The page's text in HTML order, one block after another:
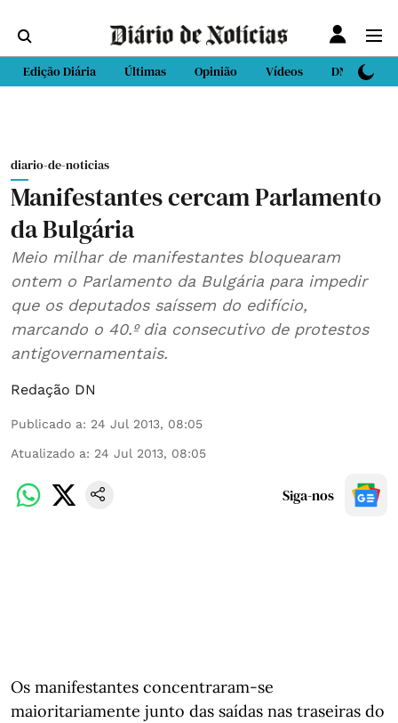
Edição Diária Últimas Opinião Vídeos DN Sport
diario-de-noticias
Manifestantes cercam Parlamento
da Bulgária
Meio milhar de manifestantes bloquearam
ontem o Parlamento da Bulgária para impedir
que os deputados saíssem do edifício,
marcando o 40.º dia consecutivo de protestos
antigovernamentais.
Redação DN
Publicado a: 24 Jul 2013, 08:05
Atualizado a: 24 Jul 2013, 08:05
Siga-nos
Os manifestantes concentraram-se
maioritariamente junto das saídas nas traseiras do